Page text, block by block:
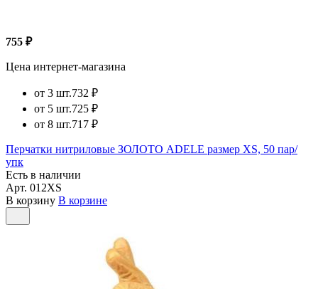
755 ₽
Цена интернет-магазина
от 3 шт.732 ₽
от 5 шт.725 ₽
от 8 шт.717 ₽
Перчатки нитриловые ЗОЛОТО ADELE размер XS, 50 пар/
упк
Есть в наличии
Арт. 012XS
В корзину В корзине